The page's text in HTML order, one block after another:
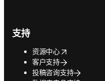
支持
资源中心
opens in new tab/window
客户支持
投稿咨询支持